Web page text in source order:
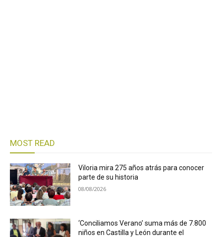
MOST READ
Viloria mira 275 años atrás para conocer
parte de su historia
08/08/2026
‘Conciliamos Verano’ suma más de 7.800
niños en Castilla y León durante el